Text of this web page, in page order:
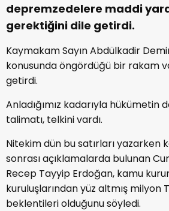
depremzedelere maddi
gerektiğini dile getirdi.
Kaymakam Sayın Abdülkadir
konusunda öngördüğü bir rakam
getirdi.
Anladığımız kadarıyla hükümetin
talimatı, telkini vardı.
Nitekim dün bu satırları yazarken
sonrası açıklamalarda bulunan
Recep Tayyip Erdoğan, kamu
kuruluşlarından yüz altmış milyon
beklentileri olduğunu söyledi.